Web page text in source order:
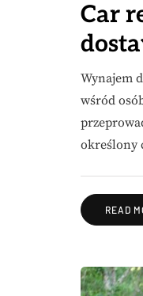
Car
Wynajem
wśród
określony
READ